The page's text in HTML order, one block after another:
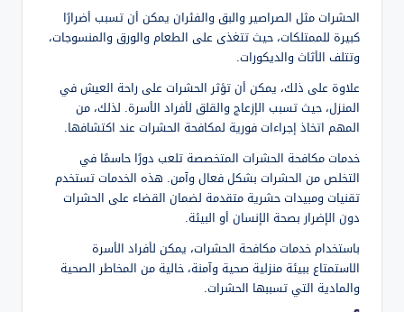
الحشرات مثل الصراصير والبق والفئران يمكن أن تسبب أضرارًا
كبيرة للممتلكات، حيث تتغذى على الطعام والورق والمنسوجات،
وتتلف الأثاث والديكورات.
علاوة على ذلك، يمكن أن تؤثر الحشرات على راحة العيش في
المنزل، حيث تسبب الإزعاج والقلق لأفراد الأسرة. لذلك، من
المهم اتخاذ إجراءات فورية لمكافحة الحشرات عند اكتشافها.
خدمات مكافحة الحشرات المتخصصة تلعب دورًا حاسمًا في
التخلص من الحشرات بشكل فعال وآمن. هذه الخدمات تستخدم
تقنيات ومبيدات حشرية متقدمة لضمان القضاء على الحشرات
دون الإضرار بصحة الإنسان أو البيئة.
باستخدام خدمات مكافحة الحشرات، يمكن لأفراد الأسرة
الاستمتاع ببيئة منزلية صحية وآمنة، خالية من المخاطر الصحية
والمادية التي تسببها الحشرات.